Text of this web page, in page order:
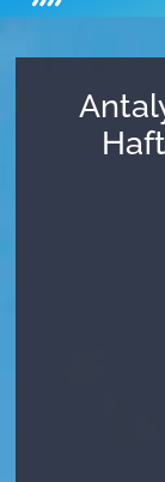
Fıkıh |
Tüm
Son